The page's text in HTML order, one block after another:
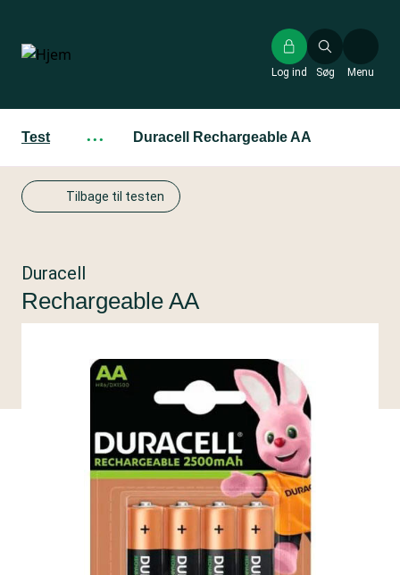
hovedindhold
Søg
Log ind Menu
Test ··· Duracell Rechargeable AA
Tilbage til testen
Duracell
Rechargeable AA